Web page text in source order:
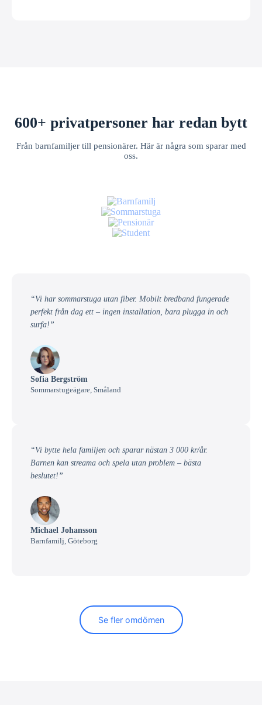
600+ privatpersoner har redan bytt
Från barnfamiljer till pensionärer. Här är några som sparar med
oss.
“Vi har sommarstuga utan fiber. Mobilt bredband fungerade
perfekt från dag ett – ingen installation, bara plugga in och
surfa!”
Sofia Bergström
Sommarstugeägare, Småland
“Vi bytte hela familjen och sparar nästan 3 000 kr/år.
Barnen kan streama och spela utan problem – bästa
beslutet!”
Michael Johansson
Barnfamilj, Göteborg
Se fler omdömen